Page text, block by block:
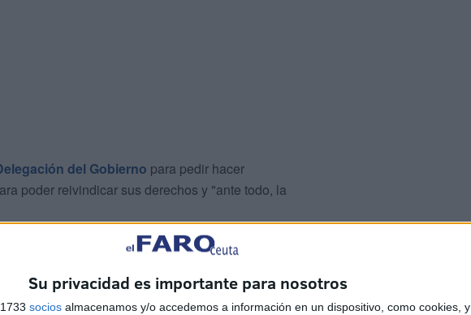
Su privacidad es importante para nosotros
socios almacenamos y/o accedemos a información en un dispositivo, como cookies, y
del Gobierno para pedir hacer
poder reivindicar sus derechos y "ante todo, la